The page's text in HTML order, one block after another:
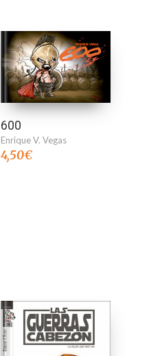
600
Enrique V. Vegas
4,50€